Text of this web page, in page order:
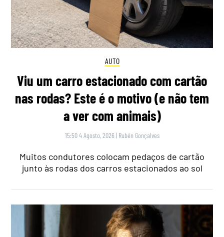
AUTO
Viu um carro estacionado com cartão
nas rodas? Este é o motivo (e não tem
a ver com animais)
15:50 4 Agosto, 2026 | Rubén Gonçalves
Muitos condutores colocam pedaços de cartão
junto às rodas dos carros estacionados ao sol